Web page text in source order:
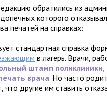
обратились из
которого
печатей на справках:
стандартная справка
в лагерь. Врачи,
штамп поликлиники,
врача. Но часто
что другие им ставить